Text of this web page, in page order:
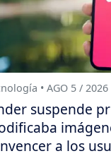
• AGO 5 / 2026
suspende
a los